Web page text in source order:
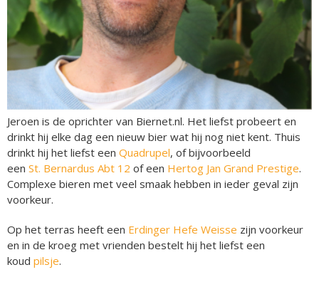
Jeroen is de oprichter van Biernet.nl. Het liefst probeert en
drinkt hij elke dag een nieuw bier wat hij nog niet kent. Thuis
drinkt hij het liefst een Quadrupel, of bijvoorbeeld
een St. Bernardus Abt 12 of een Hertog Jan Grand Prestige.
Complexe bieren met veel smaak hebben in ieder geval zijn
voorkeur.
Op het terras heeft een Erdinger Hefe Weisse zijn voorkeur
en in de kroeg met vrienden bestelt hij het liefst een
koud pilsje.